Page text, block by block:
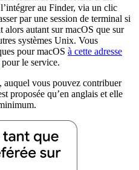
au Finder, via un clic
par une session de terminal si
autant sur macOS que sur
systèmes Unix. Vous
pour macOS à cette adresse
pour le service.
auquel vous pouvez contribuer
proposée qu’en anglais et elle